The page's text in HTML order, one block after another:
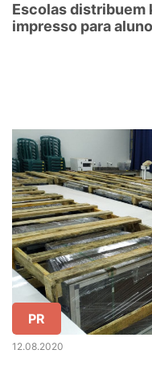
Escolas distribuem
impresso para
PR
12.08.2020